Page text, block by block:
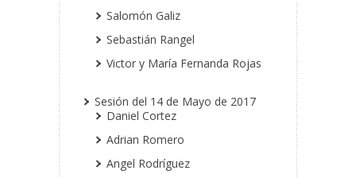
Salomón Galiz
Sebastián Rangel
Victor y María Fernanda Rojas
Sesión del 14 de Mayo de 2017
Daniel Cortez
Adrian Romero
Angel Rodríguez